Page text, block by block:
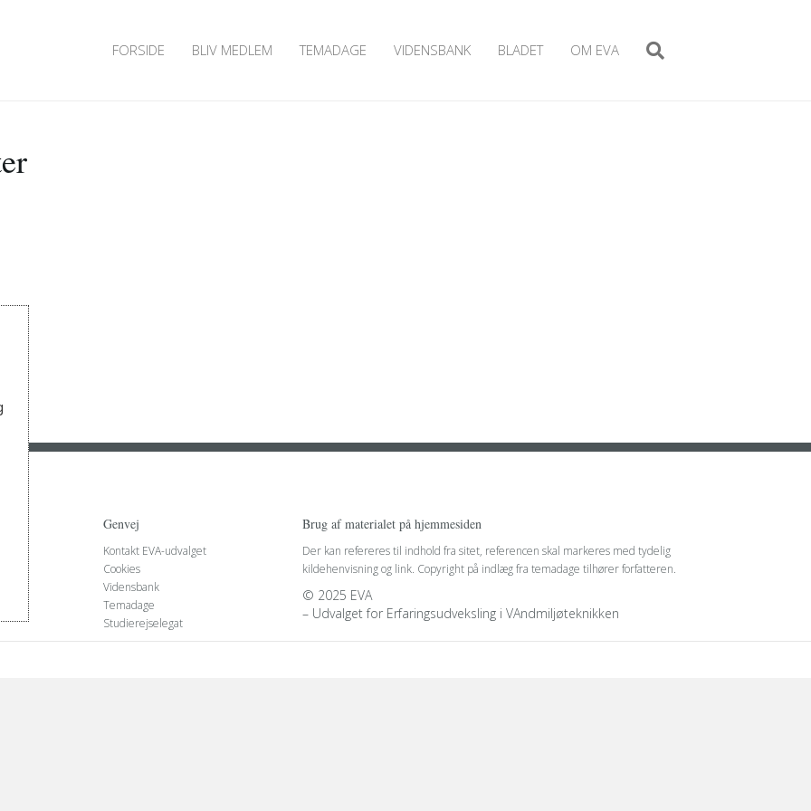
FORSIDE BLIV MEDLEM TEMADAGE VIDENSBANK BLADET OM EVA
Genvej
Kontakt EVA-udvalget
Cookies
Vidensbank
Temadage
Studierejselegat
Brug af materialet på hjemmesiden
Der kan refereres til indhold fra sitet, referencen skal markeres med tydelig
kildehenvisning og link. Copyright på indlæg fra temadage tilhører forfatteren.
© 2025 EVA
– Udvalget for Erfaringsudveksling i VAndmiljøteknikken